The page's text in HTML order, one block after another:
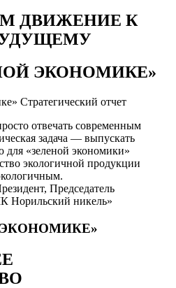
ДВИЖЕНИЕ К
ЭКОНОМИКЕ»
Стратегический отчет
отвечать современным
задача — выпускать
«зеленой экономики»
экологичной продукции
Председатель
никель»
ЭКОНОМИКЕ»